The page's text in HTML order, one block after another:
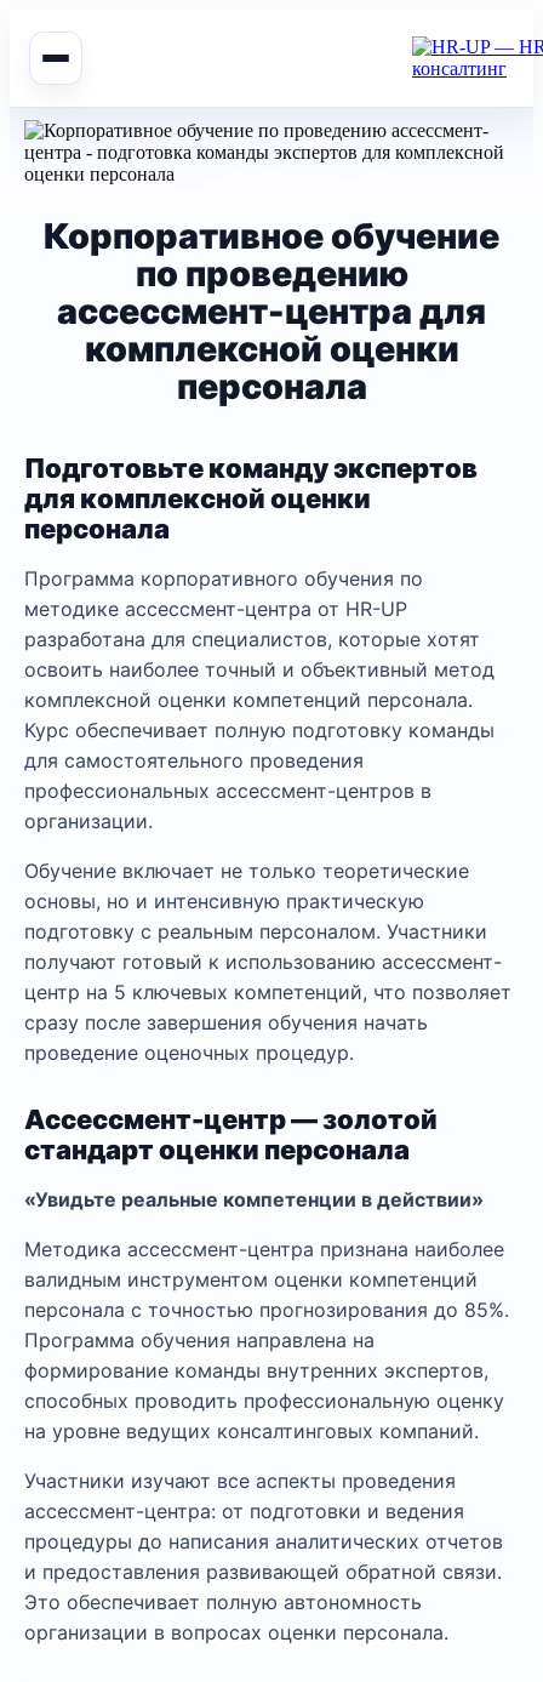
Корпоративное обучение
по проведению
ассессмент-центра для
комплексной оценки
персонала
Подготовьте команду экспертов
для комплексной оценки
персонала
Программа корпоративного обучения по
методике ассессмент-центра от HR-UP
разработана для специалистов, которые хотят
освоить наиболее точный и объективный метод
комплексной оценки компетенций персонала.
Курс обеспечивает полную подготовку команды
для самостоятельного проведения
профессиональных ассессмент-центров в
организации.
Обучение включает не только теоретические
основы, но и интенсивную практическую
подготовку с реальным персоналом. Участники
получают готовый к использованию ассессмент-
центр на 5 ключевых компетенций, что позволяет
сразу после завершения обучения начать
проведение оценочных процедур.
Ассессмент-центр — золотой
стандарт оценки персонала
«Увидьте реальные компетенции в действии»
Методика ассессмент-центра признана наиболее
валидным инструментом оценки компетенций
персонала с точностью прогнозирования до 85%.
Программа обучения направлена на
формирование команды внутренних экспертов,
способных проводить профессиональную оценку
на уровне ведущих консалтинговых компаний.
Участники изучают все аспекты проведения
ассессмент-центра: от подготовки и ведения
процедуры до написания аналитических отчетов
и предоставления развивающей обратной связи.
Это обеспечивает полную автономность
организации в вопросах оценки персонала.